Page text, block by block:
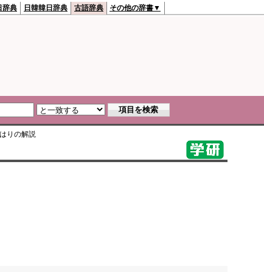
辞典 日韓韓日辞典 古語辞典 その他の辞書▼
り の解説